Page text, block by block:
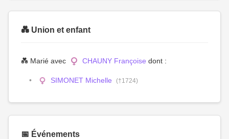
💑 Union et enfant
💑 Marié avec CHAUNY Françoise dont :
SIMONET Michelle (†1724)
📅 Événements